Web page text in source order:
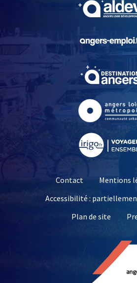
Contact
Mentions
Accessibilité :
Plan de site